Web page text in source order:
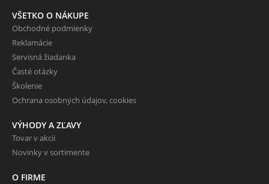
VŠETKO O NÁKUPE
Obchodné podmienky
Reklamácie
Servisná žiadanka
Časté otázky
Školenie
Ochrana osobných údajov, cookies
VÝHODY A ZĽAVY
Tovar v akcii
Novinky v sortimente
O FIRME